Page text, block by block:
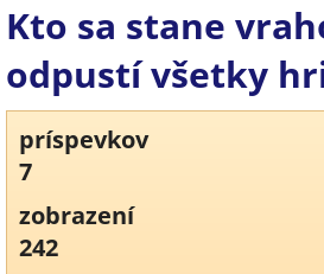
Kto sa stane
odpustí všetky
príspevkov
7
zobrazení
242